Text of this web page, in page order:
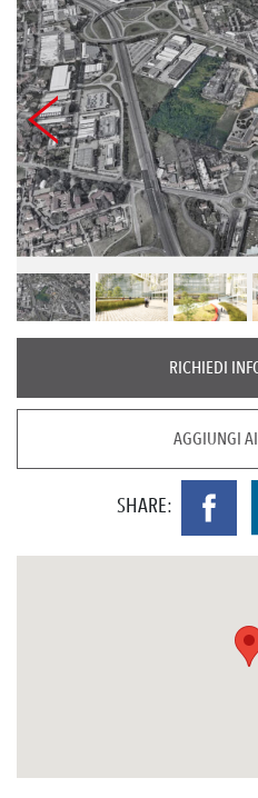
RICHIEDI
AGGIUNGI
SHARE: